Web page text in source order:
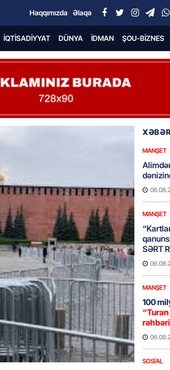
Haqqımızda Əlaqə
İQTISADIYYAT DÜNYA İDMAN ŞOU-BIZNES
MANŞET
MANŞET
SƏRT
MANŞET
100
rəhbəri
SOSIAL